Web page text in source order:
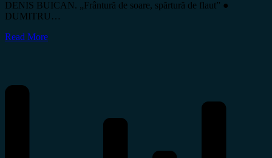
DENIS BUICAN. „Frântură de soare, spărtură de flaut” ●
DUMITRU…
Read More